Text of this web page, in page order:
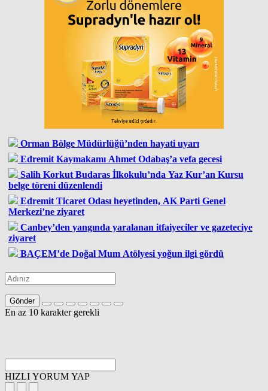
Orman Bölge Müdürlüğü’nden hayati uyarı
Edremit Kaymakamı Ahmet Odabaş’a vefa gecesi
Salih Korkut Budaras İlkokulu’nda Yaz Kur’an Kursu
belge töreni düzenlendi
Edremit Ticaret Odası heyetinden, AK Parti Genel
Merkezi’ne ziyaret
Canbey’den yangında yaralanan itfaiyeciler ve gazeteciye
ziyaret
BAÇEM’de Doğal Mum Atölyesi yoğun ilgi gördü
Gönder
En az 10 karakter gerekli
HIZLI YORUM YAP